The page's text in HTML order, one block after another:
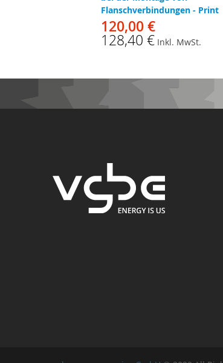
Flanschverbindungen - Print
120,00 €
128,40 € Inkl. MwSt.